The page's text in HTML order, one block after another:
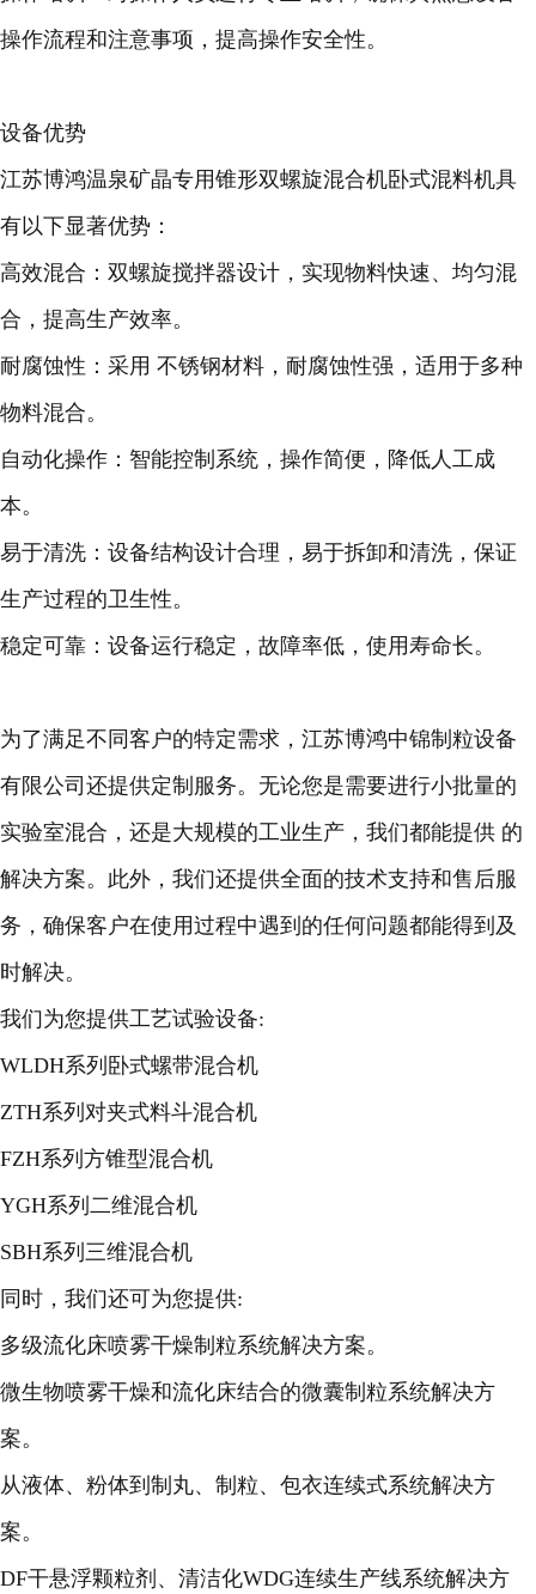
操作流程和注意事项，提高操作安全性。
设备优势
江苏博鸿温泉矿晶专用锥形双螺旋混合机卧式混料机具
有以下显著优势：
高效混合 ：双螺旋搅拌器设计，实现物料快速、均匀混
合，提高生产效率。
耐腐蚀性 ：采用 不锈钢材料，耐腐蚀性强，适用于多种
物料混合。
自动化操作 ：智能控制系统，操作简便，降低人工成
本。
易于清洗 ：设备结构设计合理，易于拆卸和清洗，保证
生产过程的卫生性。
稳定可靠 ：设备运行稳定，故障率低，使用寿命长。
为了满足不同客户的特定需求，江苏博鸿中锦制粒设备
有限公司还提供定制服务。无论您是需要进行小批量的
实验室混合，还是大规模的工业生产，我们都能提供 的
解决方案。此外，我们还提供全面的技术支持和售后服
务，确保客户在使用过程中遇到的任何问题都能得到及
时解决。
我们为您提供工艺试验设备:
WLDH系列卧式螺带混合机
ZTH系列对夹式料斗混合机
FZH系列方锥型混合机
YGH系列二维混合机
SBH系列三维混合机
同时，我们还可为您提供:
多级流化床喷雾干燥制粒系统解决方案。
微生物喷雾干燥和流化床结合的微囊制粒系统解决方
案。
从液体、粉体到制丸、制粒、包衣连续式系统解决方
案。
DF干悬浮颗粒剂、清洁化WDG连续生产线系统解决方